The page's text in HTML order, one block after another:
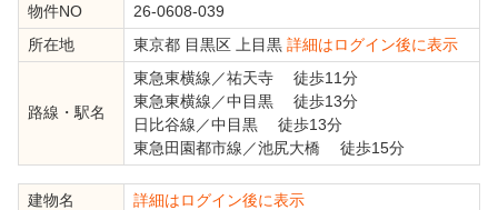
物件NO
26-0608-039
所在地
東京都 目黒区 上目黒 詳細はログイン後に表示
路線・駅名
東急東横線 ／祐天寺 徒歩11分
東急東横線 ／中目黒 徒歩13分
日比谷線 ／中目黒 徒歩13分
東急田園都市線 ／池尻大橋 徒歩15分
建物名
詳細はログイン後に表示